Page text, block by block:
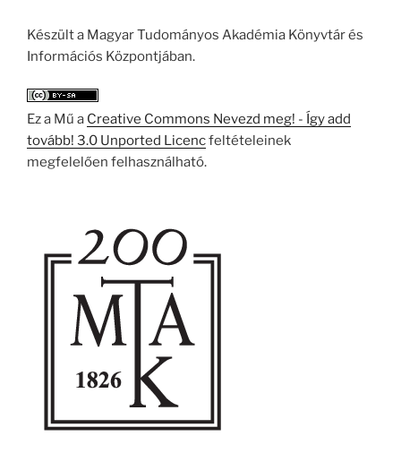
Készült a Magyar Tudományos Akadémia Könyvtár és
Információs Központjában.
Ez a Mű a Creative Commons Nevezd meg! - Így add
tovább! 3.0 Unported Licencfeltételeinek
megfelelően felhasználható.